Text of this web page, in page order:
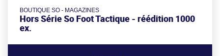
BOUTIQUE SO - MAGAZINES
Hors Série So Foot Tactique - réédition 1000
ex.